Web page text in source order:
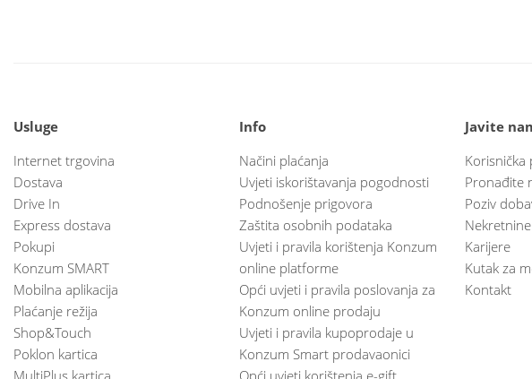
Usluge
Internet trgovina
Dostava
Drive In
Express dostava
Pokupi
Konzum SMART
Mobilna aplikacija
Plaćanje režija
Shop&Touch
Poklon kartica
MultiPlus kartica
Info
Načini plaćanja
Uvjeti iskorištavanja pogodnosti
Podnošenje prigovora
Zaštita osobnih podataka
Uvjeti i pravila korištenja Konzum
online platforme
Opći uvjeti i pravila poslovanja za
Konzum online prodaju
Uvjeti i pravila kupoprodaje u
Konzum Smart prodavaonici
Opći uvjeti korištenja e-gift
Javite
Korisnička
Pronađite
Poziv
Karijere
Kutak za
Kontakt